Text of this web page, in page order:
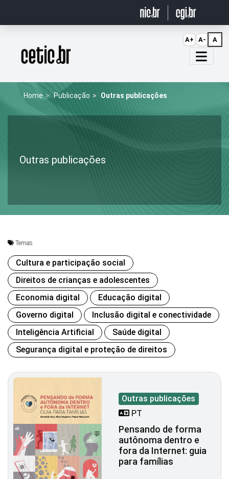
Página inicial
Home Publicação Outras publicações
Outras publicações
Temas
Cultura e participação social
Direitos de crianças e adolescentes
Economia digital
Educação digital
Governo digital
Inclusão digital e conectividade
Inteligência Artificial
Saúde digital
Segurança digital e proteção de direitos
Outras publicações
PT
Pensando de forma
autônoma dentro e
fora da Internet: guia
para famílias
A+ A- A